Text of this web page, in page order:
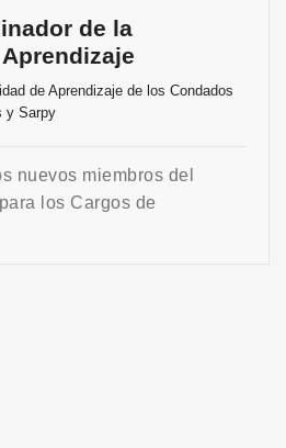
de la
de Aprendizaje de los Condados
y Sarpy
nuevos miembros del
los Cargos de